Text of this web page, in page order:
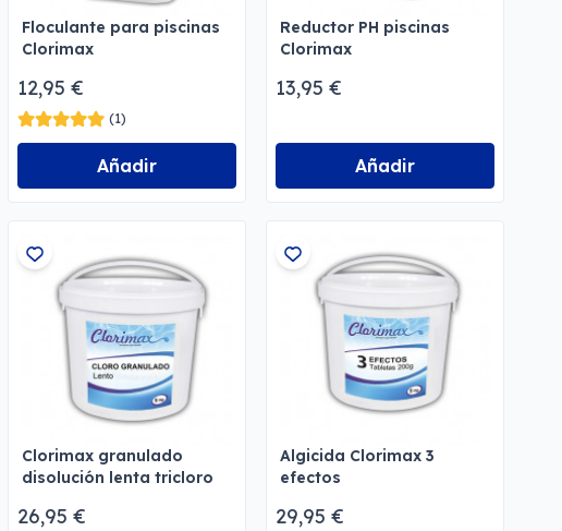
Floculante para piscinas
Clorimax
12,95 €
(1)
Añadir
Reductor PH piscinas
Clorimax
13,95 €
Añadir
Clorimax granulado
disolución lenta tricloro
26,95 €
Algicida Clorimax 3
efectos
29,95 €